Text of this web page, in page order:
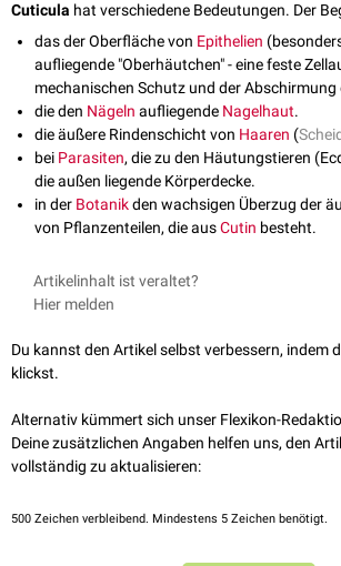
Cuticula hat verschiedene Bedeutungen. Der
das der Oberfläche von Epithelien
aufliegende "Oberhäutchen" - eine feste
mechanischen Schutz und der Abschirmung
die den Nägeln aufliegende Nagelhaut.
die äußere Rindenschicht von Haaren (
bei Parasiten, die zu den Häutungstieren
die außen liegende Körperdecke.
in der Botanikden wachsigen Überzug der
von Pflanzenteilen, die ausCutin besteht.
Artikelinhalt ist veraltet?
Hier melden
Du kannst den Artikel selbst verbessern, indem
klickst.
Alternativ kümmert sich unser Flexikon-
Deine zusätzlichen Angaben helfen uns, den
vollständig zu aktualisieren:
500 Zeichen verbleibend. Mindestens 5 Zeichen benötigt.